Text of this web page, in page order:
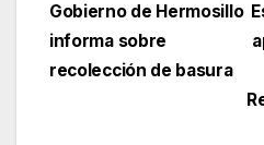
entradas
Gobierno de Hermosillo
informa sobre
recolección de basura